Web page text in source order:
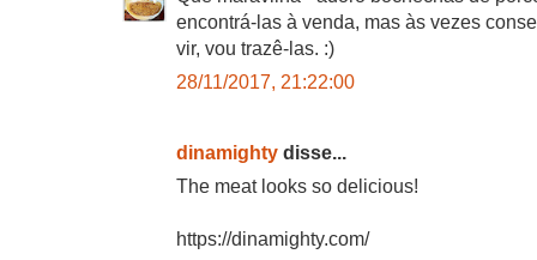
encontrá-las à venda, mas às vezes
vir, vou trazê-las. :)
28/11/2017, 21:22:00
dinamighty disse...
The meat looks so delicious!
https://dinamighty.com/